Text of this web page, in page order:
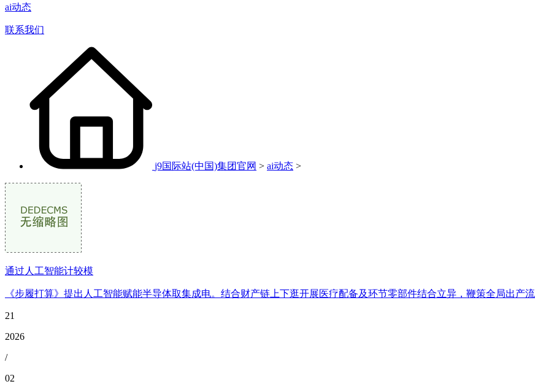
ai动态
联系我们
j9国际站(中国)集团官网 > ai动态 >
通过人工智能计较模
《步履打算》提出人工智能赋能半导体取集成电。结合财产链上下逛开展医疗配备及环节零部件结合立异，鞭策全局出产
21
2026
/
02